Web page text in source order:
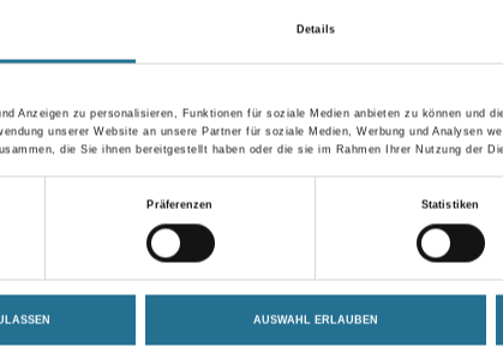
Details
Anzeigen zu personalisieren, Funktionen für soziale Medien anbieten zu können und
unserer Website an unsere Partner für soziale Medien, Werbung und Analysen
die Sie ihnen bereitgestellt haben oder die sie im Rahmen Ihrer Nutzung der
Präferenzen Statistiken
AUSWAHL ERLAUBEN
ZWISCHENFALL
pinseln schon an der Lösung und werden das Problem